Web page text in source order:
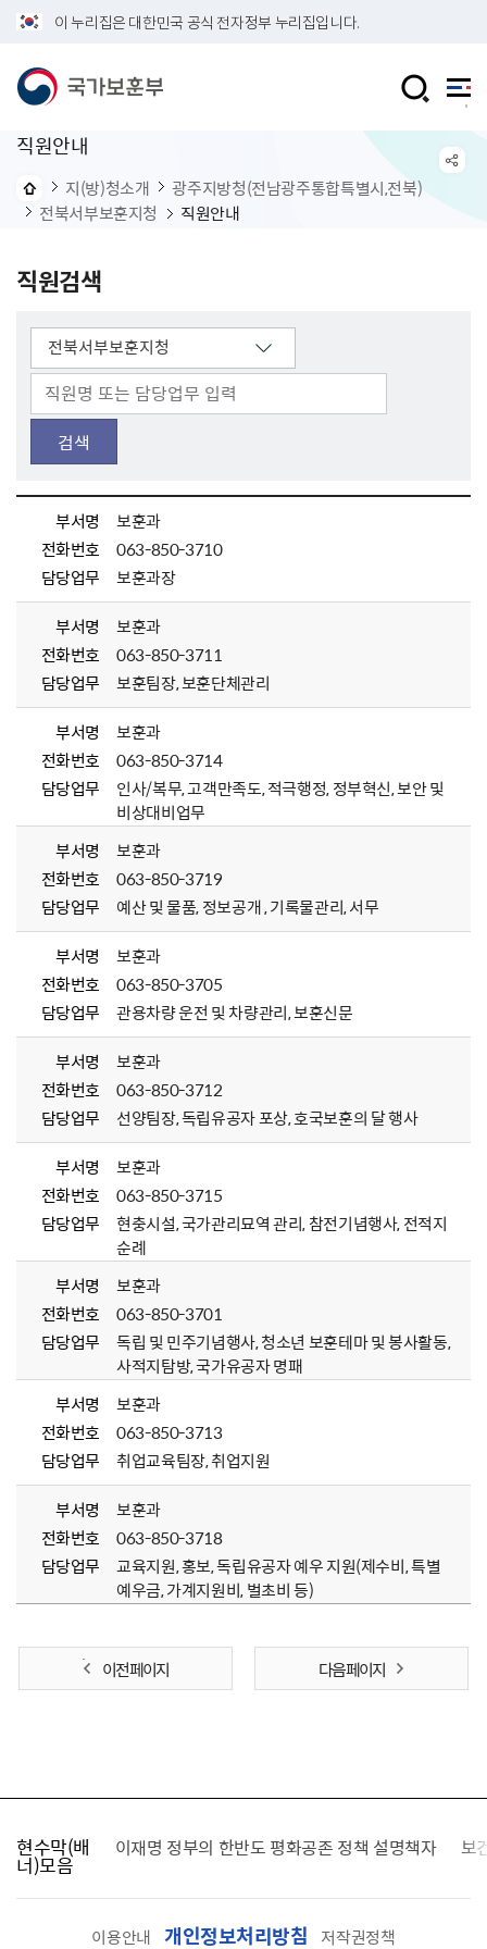
이 누리집은 대한민국 공식 전자정부 누리집입니다.
직원안내
지(방)청소개
광주지방청(전남광주통합특별시,전북)
전북서부보훈지청
직원안내
직원검색
검색
부서명
보훈과
전화번호
063-850-3710
담당업무
보훈과장
부서명
보훈과
전화번호
063-850-3711
담당업무
보훈팀장, 보훈단체관리
부서명
보훈과
전화번호
063-850-3714
담당업무
인사/복무, 고객만족도, 적극행정, 정부혁신, 보안 및
비상대비업무
부서명
보훈과
전화번호
063-850-3719
담당업무
예산 및 물품, 정보공개 , 기록물관리, 서무
부서명
보훈과
전화번호
063-850-3705
담당업무
관용차량 운전 및 차량관리, 보훈신문
부서명
보훈과
전화번호
063-850-3712
담당업무
선양팀장, 독립유공자 포상, 호국보훈의 달 행사
부서명
보훈과
전화번호
063-850-3715
담당업무
현충시설, 국가관리묘역 관리, 참전기념행사, 전적지
순례
부서명
보훈과
전화번호
063-850-3701
담당업무
독립 및 민주기념행사, 청소년 보훈테마 및 봉사활동,
사적지탐방, 국가유공자 명패
부서명
보훈과
전화번호
063-850-3713
담당업무
취업교육팀장, 취업지원
부서명
보훈과
전화번호
063-850-3718
담당업무
교육지원, 홍보, 독립유공자 예우 지원(제수비, 특별
예우금, 가계지원비, 벌초비 등)
이전 페이지 다음 페이지
현수막(배
너)모음
찾습니다 이재명 정부의 한반도 평화공존 정책 설명책자 보
이용안내 개인정보처리방침 저작권정책